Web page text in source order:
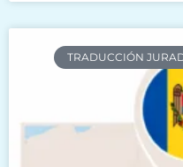
TRADUCCIÓN